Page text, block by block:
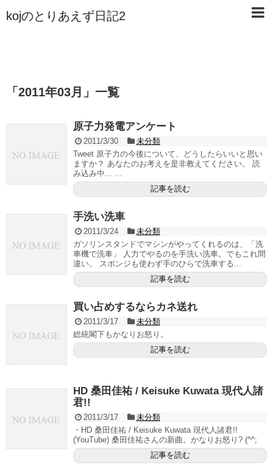
kojのとりあえず日記2
「 2011年03月 」 一覧
原子力発電アンケート
2011/3/30
未分類
Tweet 原子力の今後について、どうしたらいいと思い
ますか？ あなたのお考えを是非教えてください。 読
み込み中... ...
記事を読む
手洗い洗車
2011/3/24
未分類
ガソリンスタンドでマシンがやってくれるのは、「洗
車機で洗車」 人力でやるのを手洗い洗車。でもこれ間
違い。 スポンジも使わず手のひらで洗車する...
記事を読む
買い占めするならカネ送れ
2011/3/17
未分類
総統閣下もかなりお怒り。
記事を読む
HD 桑田佳祐 / Keisuke Kuwata 現代人諸
君!!
2011/3/17
未分類
・HD 桑田佳祐 / Keisuke Kuwata 現代人諸君!!
(YouTube) 桑田佳祐さんの新曲。かなりお怒り? (^^;
記事を読む